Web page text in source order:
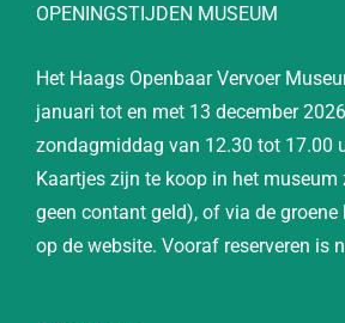
OPENINGSTIJDEN MUSEUM
Het Haags Openbaar Vervoer
januari tot en met 13 december
zondagmiddag van 12.30 tot 17.00
Kaartjes zijn te koop in het museum
geen contant geld), of via de
op de website. Vooraf reserveren is